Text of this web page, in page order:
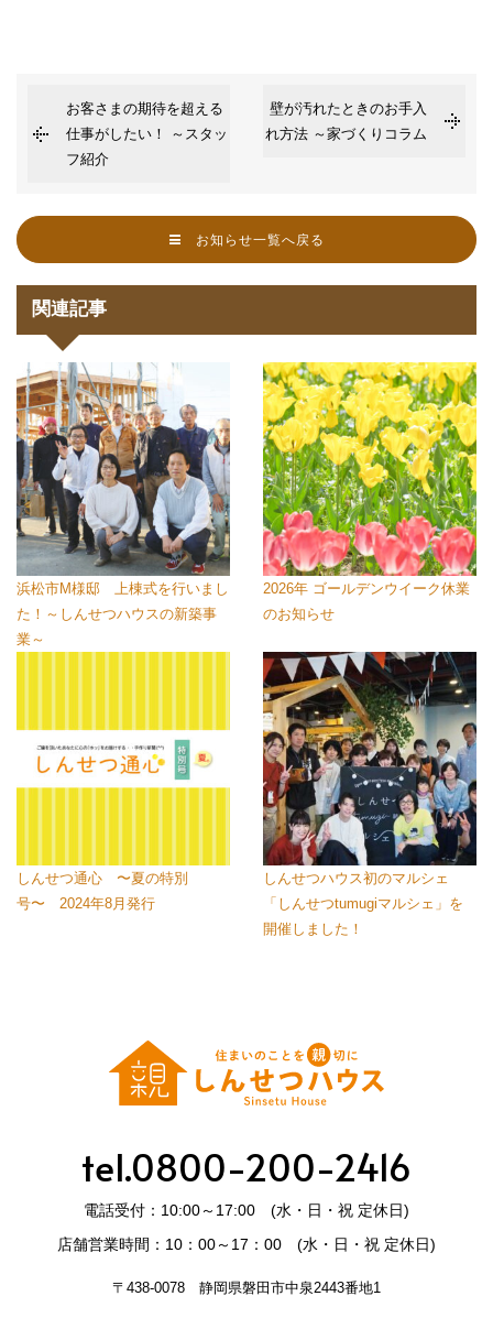
お客さまの期待を超える
仕事がしたい！ ～スタッ
フ紹介
壁が汚れたときのお手入
れ方法 ～家づくりコラム
お知らせ一覧へ戻る
関連記事
浜松市M様邸 上棟式を行いまし
た！～しんせつハウスの新築事
業～
2026年 ゴールデンウイーク休業
のお知らせ
しんせつ通心 〜夏の特別
号〜 2024年8月発行
しんせつハウス初のマルシェ
「しんせつtumugiマルシェ」を
開催しました！
tel.0800-200-2416
電話受付：10:00～17:00 (水・日・祝 定休日)
店舗営業時間：10：00～17：00 (水・日・祝 定休日)
〒438-0078 静岡県磐田市中泉2443番地1